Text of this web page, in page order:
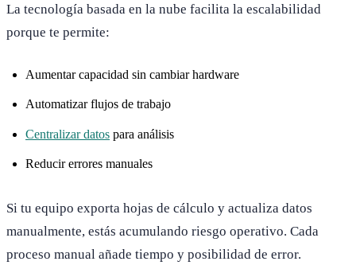
La tecnología basada en la nube facilita la escalabilidad
porque te permite:
Aumentar capacidad sin cambiar hardware
Automatizar flujos de trabajo
Centralizar datos para análisis
Reducir errores manuales
Si tu equipo exporta hojas de cálculo y actualiza datos
manualmente, estás acumulando riesgo operativo. Cada
proceso manual añade tiempo y posibilidad de error.